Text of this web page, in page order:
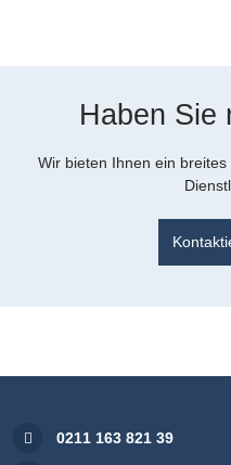
Haben Sie
Wir bieten Ihnen ein
0211 163 821 39